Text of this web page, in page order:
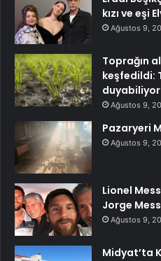
kızı ve eşi
Ağustos 9,
Toprağın
keşfedildi:
Ağustos 9,
Pazaryeri
Ağustos 9,
Lionel
Jorge
Ağustos 9,
Midyat’ta